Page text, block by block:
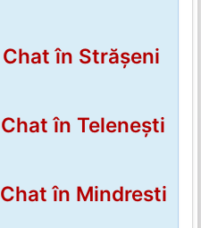
Chat în Strășeni
Chat în Telenești
Chat în Mindresti